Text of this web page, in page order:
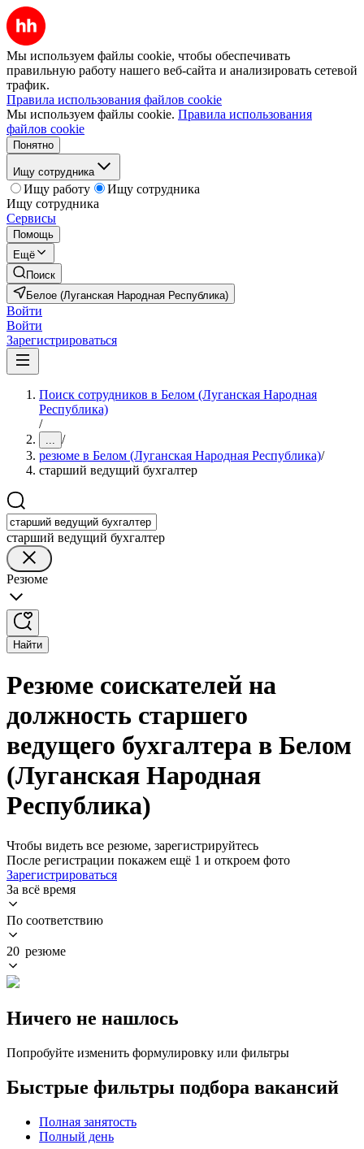
Мы используем файлы cookie, чтобы обеспечивать
правильную работу нашего веб-сайта и анализировать сетевой
трафик.
Правила использования файлов cookie
Мы используем файлы cookie. Правила использования
файлов cookie
Понятно
Ищу сотрудника
Ищу работу
Ищу сотрудника
Ищу сотрудника
Сервисы
Помощь
Ещё
Поиск
Белое (Луганская Народная Республика)
Войти
Войти
Зарегистрироваться
Поиск сотрудников в Белом (Луганская Народная
Республика)
/
... /
резюме в Белом (Луганская Народная Республика)/
старший ведущий бухгалтер
старший ведущий бухгалтер
Резюме
Найти
Резюме соискателей на
должность старшего
ведущего бухгалтера в Белом
(Луганская Народная
Республика)
Чтобы видеть все резюме, зарегистрируйтесь
После регистрации покажем ещё 1 и откроем фото
Зарегистрироваться
За всё время
По соответствию
20 резюме
Ничего не нашлось
Попробуйте изменить формулировку или фильтры
Быстрые фильтры подбора вакансий
Полная занятость
Полный день